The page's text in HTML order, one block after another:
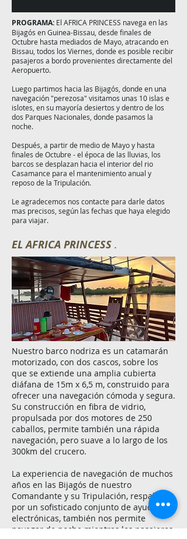
PROGRAMA: El AFRICA PRINCESS navega en las
Bijagós en Guinea-Bissau, desde finales de
Octubre hasta mediados de Mayo, atracando en
Bissau, todos los Viernes, donde es posible recibir
pasajeros a bordo provenientes directamente del
Aeropuerto.
Luego partimos hacia las Bijagós, donde en una
navegación "perezosa" visitamos unas 10 islas e
islotes, en su mayoría desiertos y dentro de los
dos Parques Nacionales, donde pasamos la
noche.
Después, a partir de medio de Mayo y hasta
finales de Octubre - el época de las lluvias, los
barcos se desplazan hacia el interior del rio
Casamance para el mantenimiento anual y
reposo de la Tripulación.
Le agradecemos nos contacte para darle datos
mas precisos, según las fechas que haya elegido
para viajar.
EL AFRICA PRINCESS .
Nuestro barco nodriza es un catamarán
motorizado, con dos cascos, sobre los
que se extiende una amplia cubierta
diáfana de 15m x 6,5 m, construido para
ofrecer una navegación cómoda y segura.
Su construcción en fibra de vidrio,
propulsada por dos motores de 250
caballos, permite también una rápida
navegación, pero suave a lo largo de los
300km del crucero.
La experiencia de navegación de muchos
años en las Bijagós de nuestro
Comandante y su Tripulación, respaldada
por un sofisticado conjunto de ayudas
electrónicas, también nos permite
navegar de noche mientras los pasajeros